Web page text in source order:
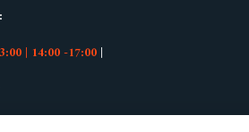
| 14:00 -17:00|